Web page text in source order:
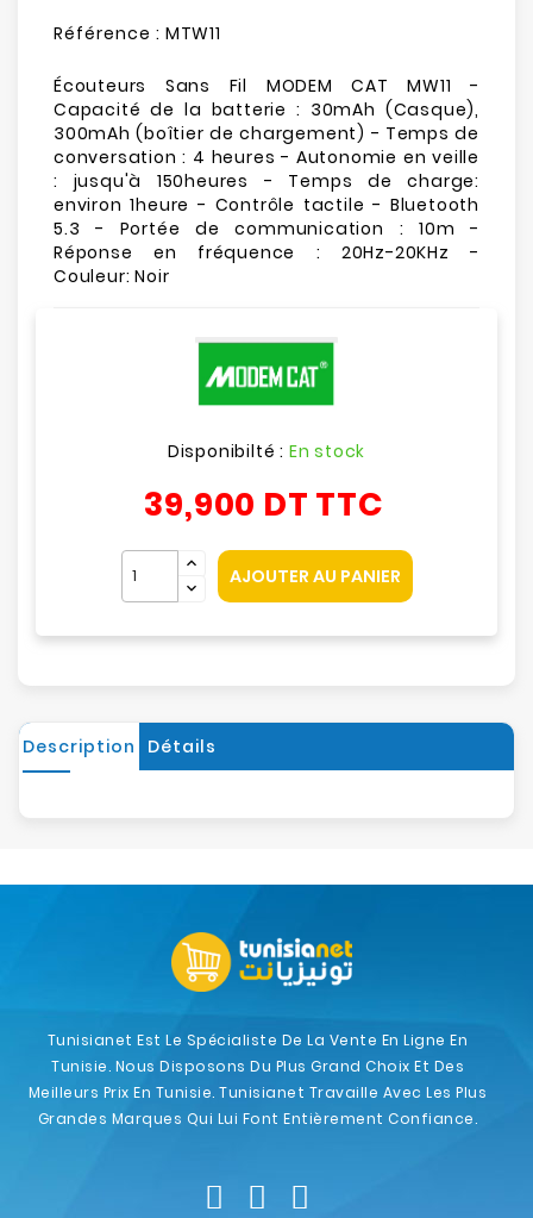
Référence : MTW11
Écouteurs Sans Fil MODEM CAT MW11 -
Capacité de la batterie : 30mAh (Casque),
300mAh (boîtier de chargement) - Temps de
conversation : 4 heures - Autonomie en veille
: jusqu'à 150heures - Temps de charge:
environ 1heure - Contrôle tactile - Bluetooth
5.3 - Portée de communication : 10m -
Réponse en fréquence : 20Hz-20KHz -
Couleur: Noir
Disponibilté : En stock
39,900 DT TTC
AJOUTER AU PANIER
Description Détails
Tunisianet Est Le Spécialiste De La Vente En Ligne En
Tunisie. Nous Disposons Du Plus Grand Choix Et Des
Meilleurs Prix En Tunisie. Tunisianet Travaille Avec Les Plus
Grandes Marques Qui Lui Font Entièrement Confiance.